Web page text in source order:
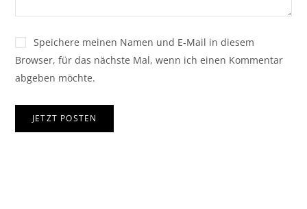
Speichere meinen Namen und E-Mail in diesem
Browser, für das nächste Mal, wenn ich einen Kommentar
abgeben möchte.